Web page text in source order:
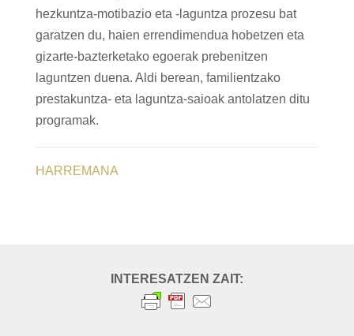
hezkuntza-motibazio eta -laguntza prozesu bat
garatzen du, haien errendimendua hobetzen eta
gizarte-bazterketako egoerak prebenitzen
laguntzen duena. Aldi berean, familientzako
prestakuntza- eta laguntza-saioak antolatzen ditu
programak.
HARREMANA